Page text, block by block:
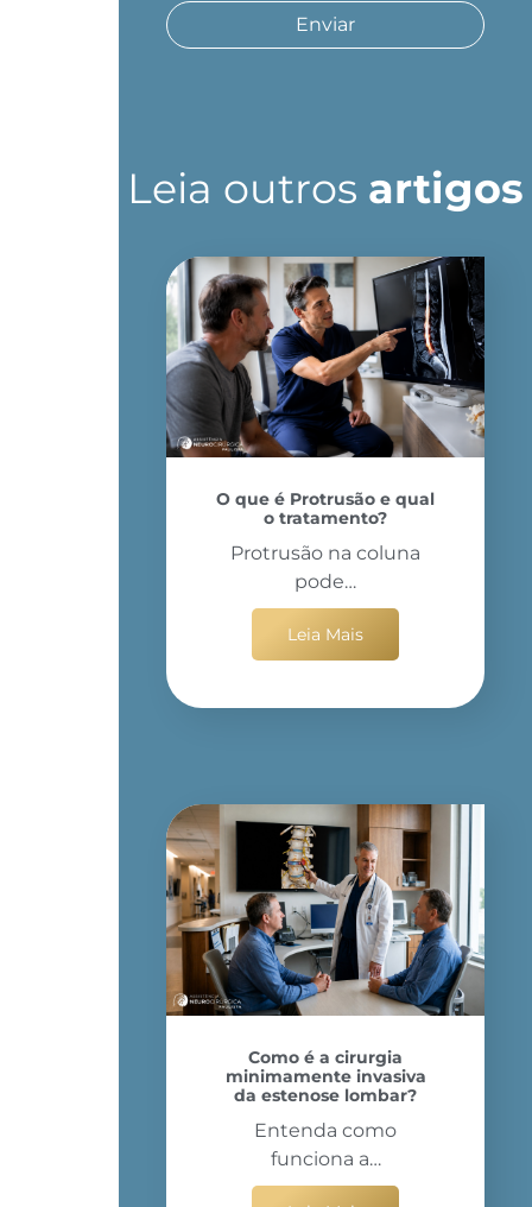
Enviar
Leia outros artigos
O que é Protrusão e qual
o tratamento?
Protrusão na coluna
pode…
Leia Mais
Como é a cirurgia
minimamente invasiva
da estenose lombar?
Entenda como
funciona a…